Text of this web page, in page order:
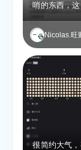
哨的东西，
格式很友好
的工具，记
也没有丢失
然，能够长
好的了哈哈
Nicolas.旺
很简约大气